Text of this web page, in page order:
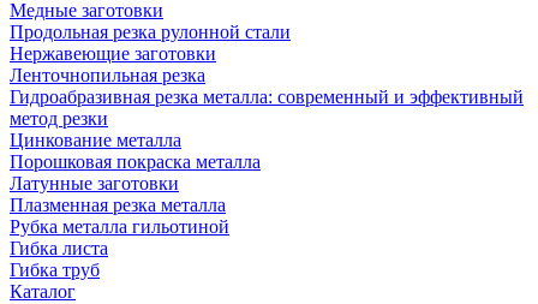
Медные заготовки
Продольная резка рулонной стали
Нержавеющие заготовки
Ленточнопильная резка
Гидроабразивная резка металла: современный и эффективный
метод резки
Цинкование металла
Порошковая покраска металла
Латунные заготовки
Плазменная резка металла
Рубка металла гильотиной
Гибка листа
Гибка труб
Каталог